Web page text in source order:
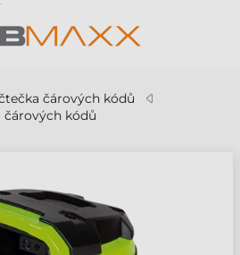
čárových kódů
čárových kódů